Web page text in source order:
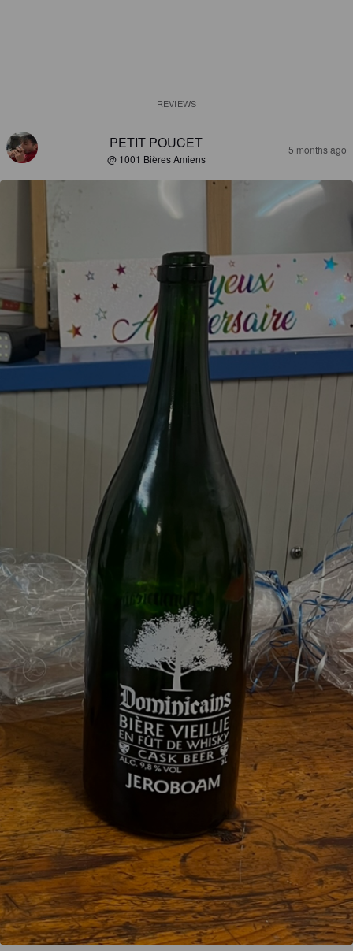
REVIEWS
PETIT POUCET
@ 1001 Bières Amiens
5 months ago